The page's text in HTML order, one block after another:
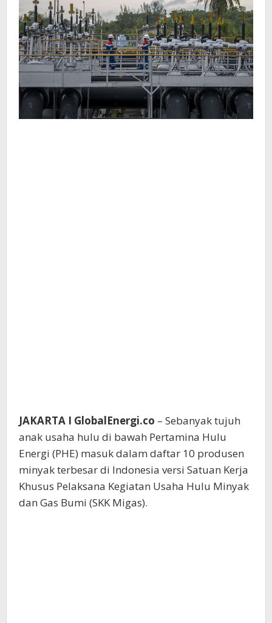
JAKARTA I GlobalEnergi.co – Sebanyak tujuh
anak usaha hulu di bawah Pertamina Hulu
Energi (PHE) masuk dalam daftar 10 produsen
minyak terbesar di Indonesia versi Satuan Kerja
Khusus Pelaksana Kegiatan Usaha Hulu Minyak
dan Gas Bumi (SKK Migas).